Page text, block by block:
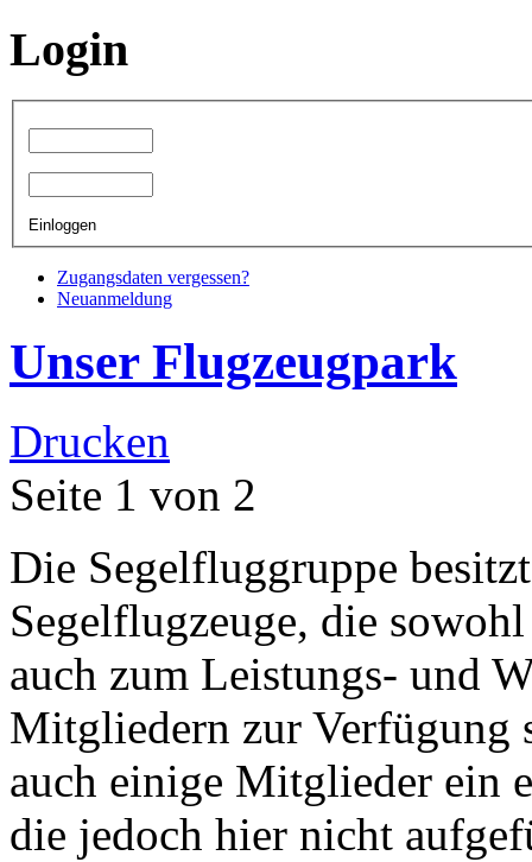
Login
Einloggen
Zugangsdaten vergessen?
Neuanmeldung
Unser Flugzeugpark
Drucken
Seite 1 von 2
Die Segelfluggruppe
Segelflugzeuge, die
auch zum Leistungs- und
Mitgliedern zur Verfügung
auch einige Mitglieder ein
die jedoch hier nicht